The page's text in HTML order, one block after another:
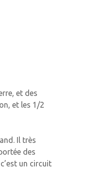
et des
et les 1/2
Il très
des
un circuit